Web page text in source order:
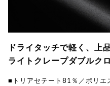
ドライタッチで軽く、上
ライトクレープダブルク
■トリアセテート81％／ポリエ